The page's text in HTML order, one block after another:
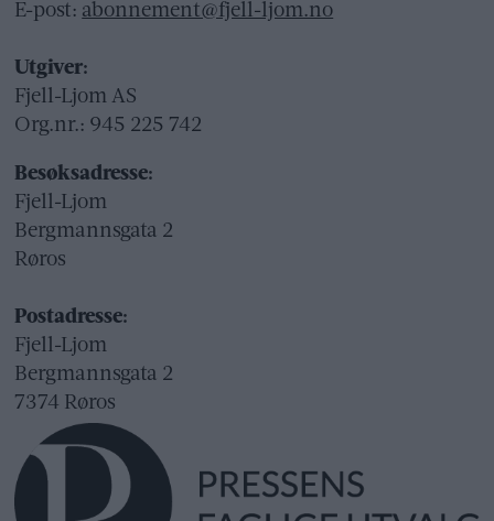
E-post: abonnement@fjell-ljom.no
Utgiver:
Fjell-Ljom AS
Org.nr.: 945 225 742
Besøksadresse:
Fjell-Ljom
Bergmannsgata 2
Røros
Postadresse:
Fjell-Ljom
Bergmannsgata 2
7374 Røros